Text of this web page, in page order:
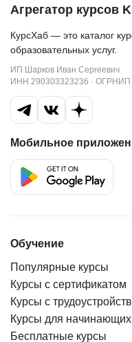
Агрегатор курсов
КурсХаб — это каталог
образовательных услуг.
ИП Шарков Иван Сергеевич
ИНН 290303323236 · ОГРНИП
Мобильное
Обучение
Популярные курсы
Курсы с сертификатом
Курсы с
Курсы для начинающих
Бесплатные курсы